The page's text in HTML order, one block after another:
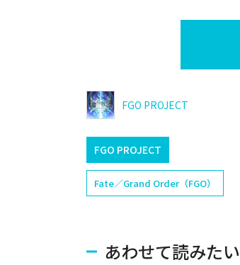
FGO PROJECT
FGO PROJECT
Fate／Grand Order（FGO）
あわせて読みたい